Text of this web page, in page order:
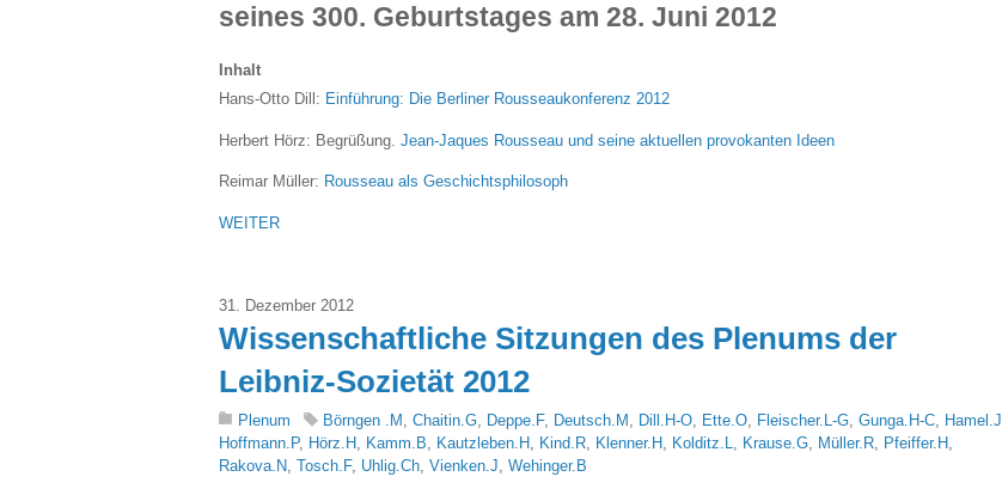
seines 300. Geburtstages am 28. Juni 2012
Inhalt
Hans-Otto Dill: Einführung: Die Berliner Rousseaukonferenz 2012
Herbert Hörz: Begrüßung. Jean-Jaques Rousseau und seine aktuellen provokanten Ideen
Reimar Müller: Rousseau als Geschichtsphilosoph
WEITER
31. Dezember 2012
Wissenschaftliche Sitzungen des Plenums der
Leibniz-Sozietät 2012
Plenum Börngen .M , Chaitin.G, Deppe.F, Deutsch.M , Dill.H-O, Ette.O, Fleischer.L-G, Gunga.H-C, Hamel.J
Hoffmann.P, Hörz.H , Kamm.B, Kautzleben.H , Kind.R, Klenner.H , Kolditz.L, Krause.G, Müller.R, Pfeiffer.H ,
Rakova.N, Tosch.F, Uhlig.Ch, Vienken.J, Wehinger.B